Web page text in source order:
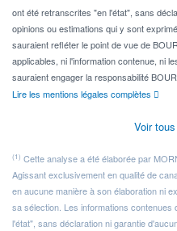
ont été retranscrites "en l'état", sans
opinions ou estimations qui y sont
sauraient refléter le point de vue de
applicables, ni l'information contenue, ni
sauraient engager la responsabilité
Lire les mentions légales complètes
Voir
(1) Cette analyse a été élaborée par
Agissant exclusivement en qualité de
en aucune manière à son élaboration ni
sa sélection. Les informations
l'état", sans déclaration ni garantie